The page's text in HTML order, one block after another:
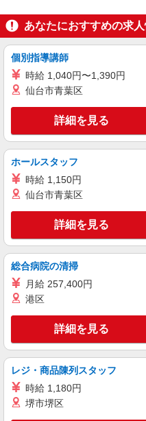
あなたにおすすめの求
個別指導講師
時給 1,040円〜1,390円
仙台市青葉区
詳細を見る
ホールスタッフ
時給 1,150円
仙台市青葉区
詳細を見る
総合病院の清掃
月給 257,400円
港区
詳細を見る
レジ・商品陳列スタッフ
時給 1,180円
堺市堺区